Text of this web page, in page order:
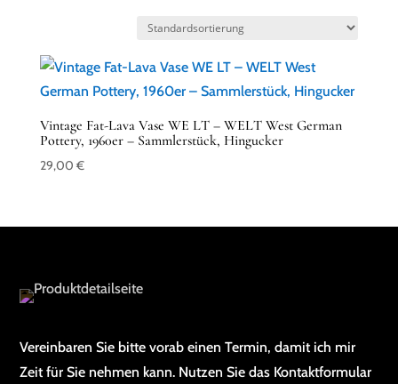
Vintage Fat-Lava Vase WE LT – WELT West German
Pottery, 1960er – Sammlerstück, Hingucker
29,00 €
Vereinbaren Sie bitte vorab einen Termin, damit ich mir
Zeit für Sie nehmen kann. Nutzen Sie das Kontaktformular